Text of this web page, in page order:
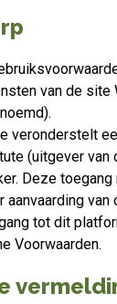
van de site
veronderstelt
(uitgever van
Deze
aanvaarding van
tot dit
Voorwaarden.